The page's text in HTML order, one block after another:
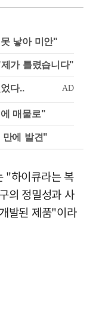
낳아 미안"
가 틀렸습니다"
매물로"
만에 발견"
"하이큐라는 복
의 정밀성과 사
발된 제품"이라